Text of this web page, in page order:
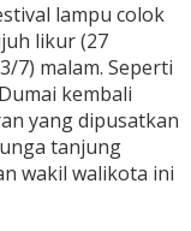
lampu colok
likur (27
7) malam. Seperti
kembali
yang dipusatkan
tanjung
wakil walikota ini